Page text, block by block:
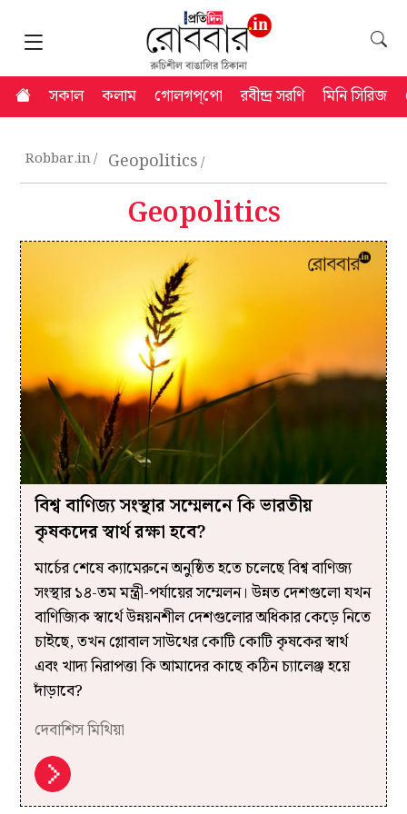
সকাল কলাম গোলগপ্‌পো রবীন্দ্র সরণি মিনি সিরিজ
Robbar.in Geopolitics
Geopolitics
বিশ্ব বাণিজ্য সংস্থার সম্মেলনে কি ভারতীয়
কৃষকদের স্বার্থ রক্ষা হবে?
মার্চের শেষে ক্যামেরুনে অনুষ্ঠিত হতে চলেছে বিশ্ব বাণিজ্য
সংস্থার ১৪-তম মন্ত্রী-পর্যায়ের সম্মেলন। উন্নত দেশগুলো যখন
বাণিজ্যিক স্বার্থে উন্নয়নশীল দেশগুলোর অধিকার কেড়ে নিতে
চাইছে, তখন গ্লোবাল সাউথের কোটি কোটি কৃষকের স্বার্থ
এবং খাদ্য নিরাপত্তা কি আমাদের কাছে কঠিন চ্যালেঞ্জ হয়ে
দাঁড়াবে?
দেবাশিস মিথিয়া